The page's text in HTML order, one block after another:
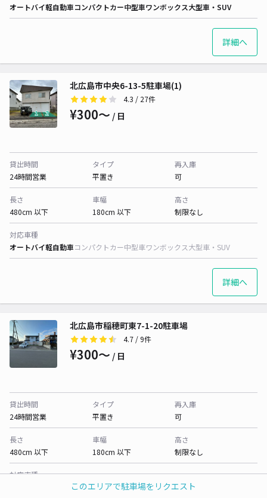
このエリアで駐車場をリクエスト
オートバイ軽自動車コンパクトカー中型車ワンボックス大型車・SUV
詳細へ
北広島市中央6-13-5駐車場(1)
4.3 / 27件
¥300〜 / 日
貸出時間
24時間営業
タイプ
平置き
再入庫
可
長さ
480cm 以下
車幅
180cm 以下
高さ
制限なし
対応車種
オートバイ軽自動車コンパクトカー中型車ワンボックス大型車・SUV
詳細へ
北広島市稲穂町東7-1-20駐車場
4.7 / 9件
¥300〜 / 日
貸出時間
24時間営業
タイプ
平置き
再入庫
可
長さ
480cm 以下
車幅
180cm 以下
高さ
制限なし
対応車種
軽自動車コンパクトカー中型車ワンボックス 大型車・SUV